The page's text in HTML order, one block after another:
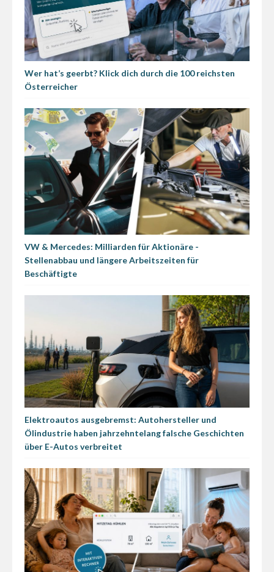
Wer hat’s geerbt? Klick dich durch die 100 reichsten
Österreicher
VW & Mercedes: Milliarden für Aktionäre -
Stellenabbau und längere Arbeitszeiten für
Beschäftigte
Elektroautos ausgebremst: Autohersteller und
Ölindustrie haben jahrzehntelang falsche Geschichten
über E-Autos verbreitet